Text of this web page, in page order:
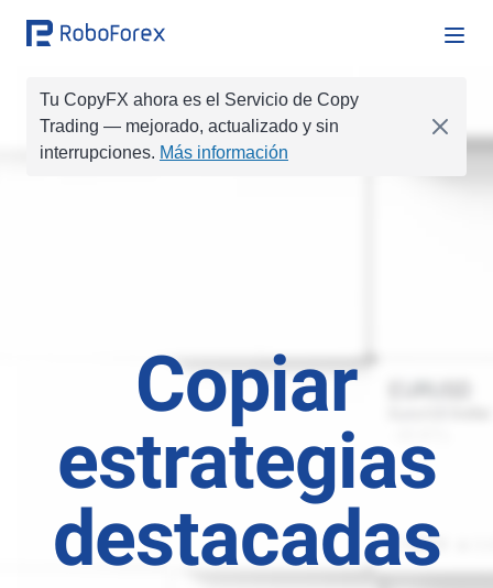
Tu CopyFX ahora es el Servicio de Copy
Trading — mejorado, actualizado y sin
interrupciones. Más información
Copiar
estrategias
destacadas
COMPRAR
EURUSD
Copiado